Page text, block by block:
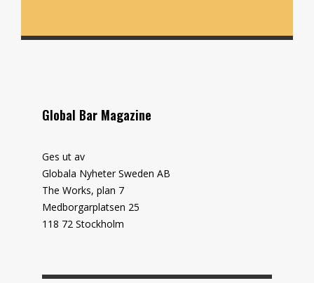
Global Bar Magazine
Ges ut av
Globala Nyheter Sweden AB
The Works, plan 7
Medborgarplatsen 25
118 72 Stockholm